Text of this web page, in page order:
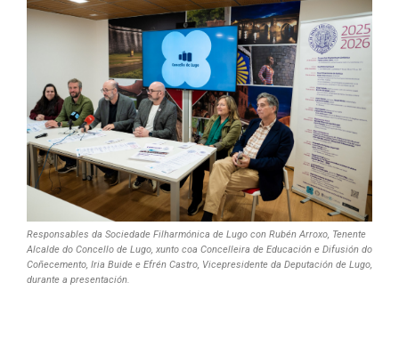
Responsables da Sociedade Filharmónica de Lugo con Rubén Arroxo, Tenente
Alcalde do Concello de Lugo, xunto coa Concelleira de Educación e Difusión do
Coñecemento, Iria Buide e Efrén Castro, Vicepresidente da Deputación de Lugo,
durante a presentación.